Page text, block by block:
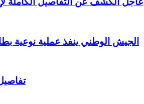
الجيش الوطني ينفذ عملية نوعية